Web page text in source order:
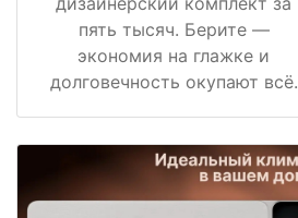
пять тысяч. Берите —
экономия на глажке и
долговечность окупают всё.